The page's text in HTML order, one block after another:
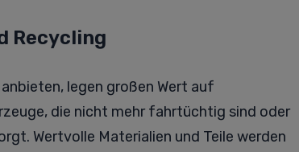
Recycling
legen großen Wert auf
die nicht mehr fahrtüchtig sind oder
Wertvolle Materialien und Teile werden